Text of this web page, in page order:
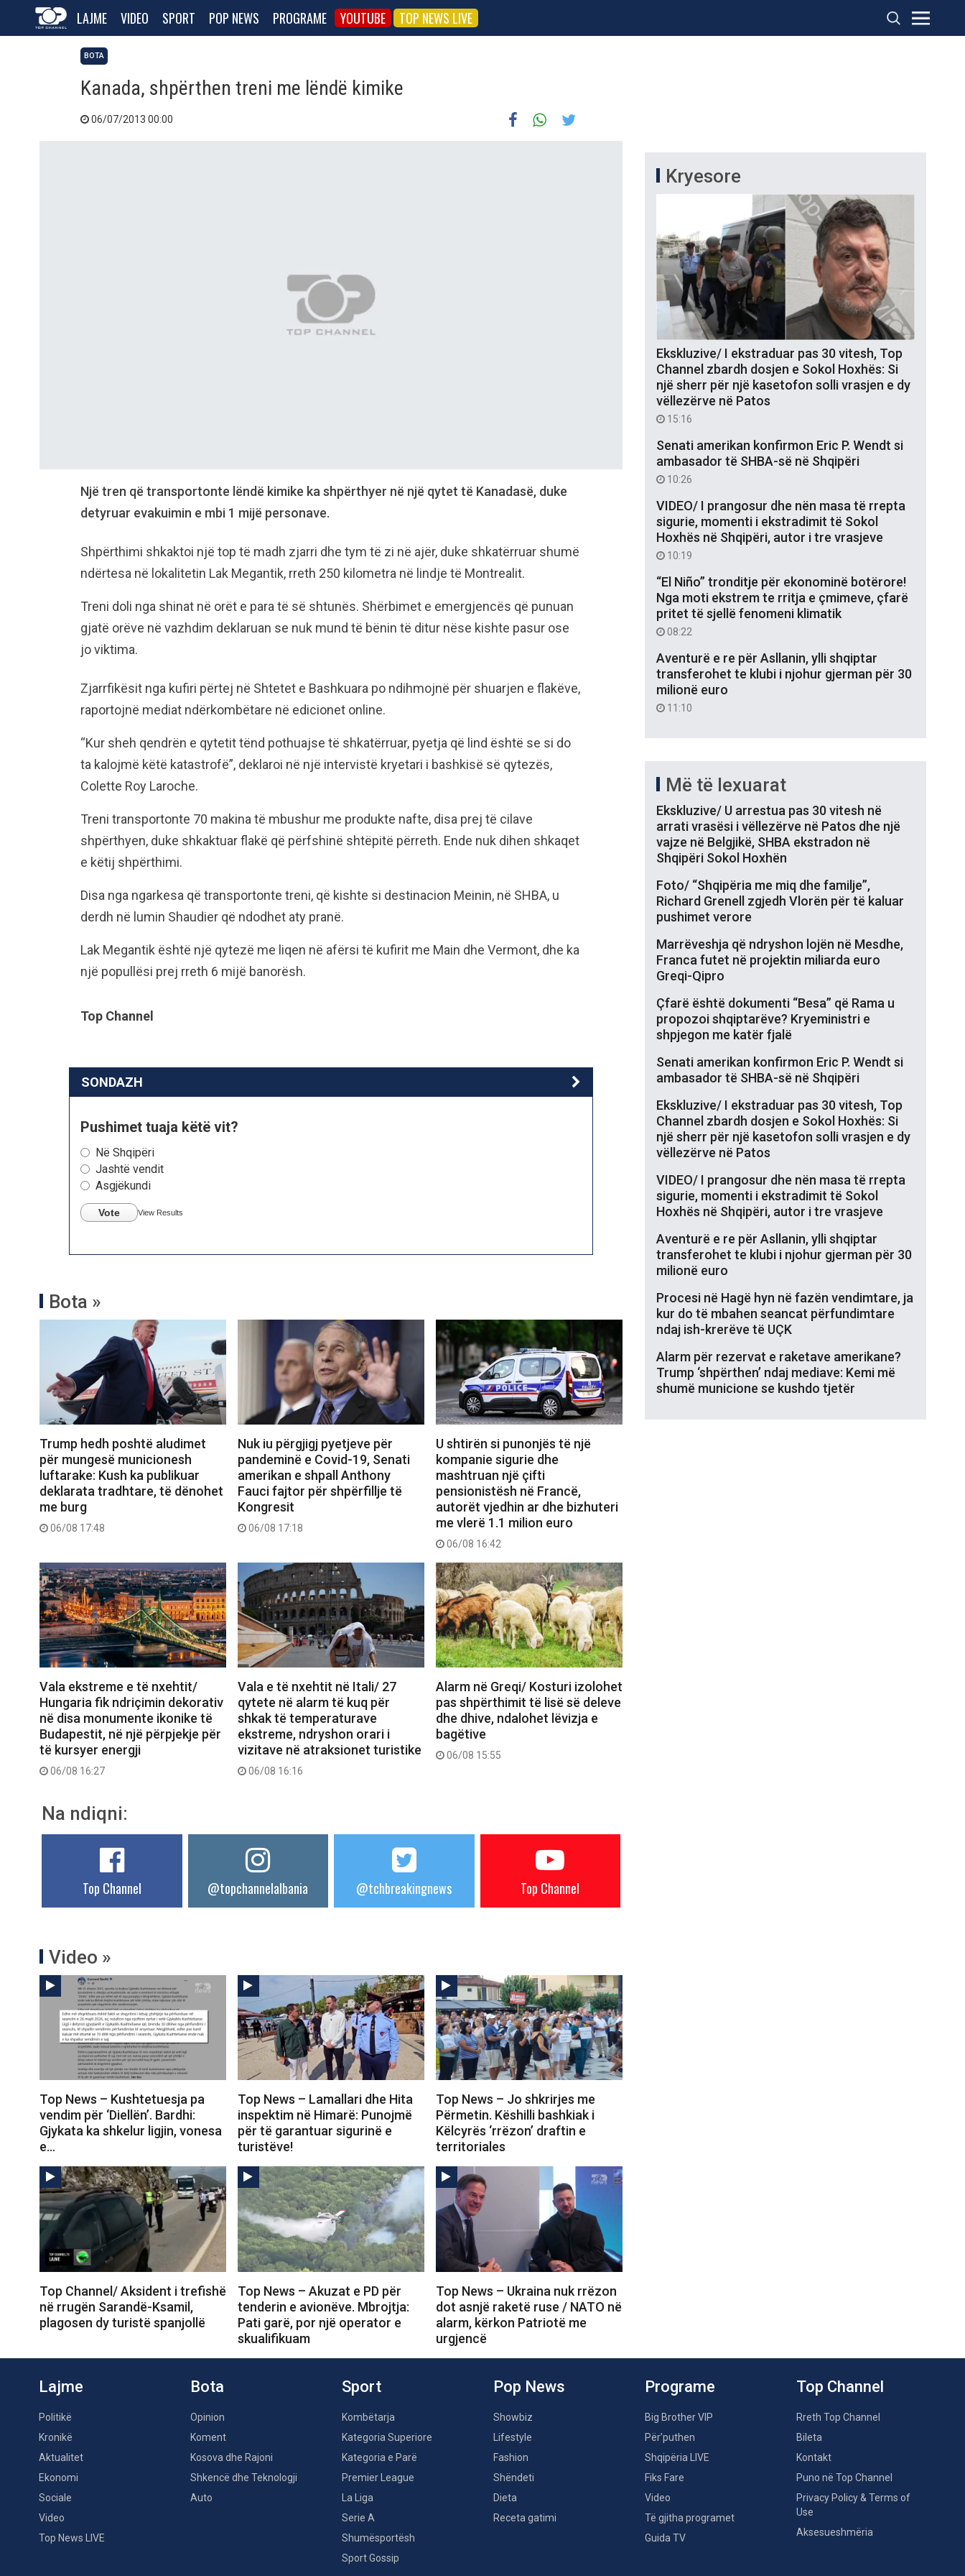
LAJME VIDEO SPORT POP NEWS PROGRAME YOUTUBE TOP NEWS LIVE
BOTA
Kanada, shpërthen treni me lëndë kimike
06/07/2013 00:00
Një tren që transportonte lëndë kimike ka shpërthyer në një qytet të Kanadasë, duke
detyruar evakuimin e mbi 1 mijë personave.
Shpërthimi shkaktoi një top të madh zjarri dhe tym të zi në ajër, duke shkatërruar shumë
ndërtesa në lokalitetin Lak Megantik, rreth 250 kilometra në lindje të Montrealit.
Treni doli nga shinat në orët e para të së shtunës. Shërbimet e emergjencës që punuan
gjatë orëve në vazhdim deklaruan se nuk mund të bënin të ditur nëse kishte pasur ose
jo viktima.
Zjarrfikësit nga kufiri përtej në Shtetet e Bashkuara po ndihmojnë për shuarjen e flakëve,
raportojnë mediat ndërkombëtare në edicionet online.
“Kur sheh qendrën e qytetit tënd pothuajse të shkatërruar, pyetja që lind është se si do
ta kalojmë këtë katastrofë”, deklaroi në një intervistë kryetari i bashkisë së qytezës,
Colette Roy Laroche.
Treni transportonte 70 makina të mbushur me produkte nafte, disa prej të cilave
shpërthyen, duke shkaktuar flakë që përfshinë shtëpitë përreth. Ende nuk dihen shkaqet
e këtij shpërthimi.
Disa nga ngarkesa që transportonte treni, që kishte si destinacion Meinin, në SHBA, u
derdh në lumin Shaudier që ndodhet aty pranë.
Lak Megantik është një qytezë me liqen në afërsi të kufirit me Main dhe Vermont, dhe ka
një popullësi prej rreth 6 mijë banorësh.
Top Channel
SONDAZH
Pushimet tuaja këtë vit?
Në Shqipëri
Jashtë vendit
Asgjëkundi
Vote View Results
Bota »
Trump hedh poshtë aludimet
për mungesë municionesh
luftarake: Kush ka publikuar
deklarata tradhtare, të dënohet
me burg
06/08 17:48
Nuk iu përgjigj pyetjeve për
pandeminë e Covid-19, Senati
amerikan e shpall Anthony
Fauci fajtor për shpërfillje të
Kongresit
06/08 17:18
U shtirën si punonjës të një
kompanie sigurie dhe
mashtruan një çifti
pensionistësh në Francë,
autorët vjedhin ar dhe bizhuteri
me vlerë 1.1 milion euro
06/08 16:42
Vala ekstreme e të nxehtit/
Hungaria fik ndriçimin dekorativ
në disa monumente ikonike të
Budapestit, në një përpjekje për
të kursyer energji
06/08 16:27
Vala e të nxehtit në Itali/ 27
qytete në alarm të kuq për
shkak të temperaturave
ekstreme, ndryshon orari i
vizitave në atraksionet turistike
06/08 16:16
Alarm në Greqi/ Kosturi izolohet
pas shpërthimit të lisë së deleve
dhe dhive, ndalohet lëvizja e
bagëtive
06/08 15:55
Na ndiqni:
Top Channel @topchannelalbania @tchbreakingnews Top Channel
Video »
Top News – Kushtetuesja pa
vendim për ‘Diellën’. Bardhi:
Gjykata ka shkelur ligjin, vonesa
e…
Top News – Lamallari dhe Hita
inspektim në Himarë: Punojmë
për të garantuar sigurinë e
turistëve!
Top News – Jo shkrirjes me
Përmetin. Këshilli bashkiak i
Këlcyrës ‘rrëzon’ draftin e
territoriales
Top Channel/ Aksident i trefishë
në rrugën Sarandë-Ksamil,
plagosen dy turistë spanjollë
Top News – Akuzat e PD për
tenderin e avionëve. Mbrojtja:
Pati garë, por një operator e
skualifikuam
Top News – Ukraina nuk rrëzon
dot asnjë raketë ruse / NATO në
alarm, kërkon Patriotë me
urgjencë
Kryesore
Ekskluzive/ I ekstraduar pas 30 vitesh, Top
Channel zbardh dosjen e Sokol Hoxhës: Si
një sherr për një kasetofon solli vrasjen e dy
vëllezërve në Patos
15:16
Senati amerikan konfirmon Eric P. Wendt si
ambasador të SHBA-së në Shqipëri
10:26
VIDEO/ I prangosur dhe nën masa të rrepta
sigurie, momenti i ekstradimit të Sokol
Hoxhës në Shqipëri, autor i tre vrasjeve
10:19
“El Niño” tronditje për ekonominë botërore!
Nga moti ekstrem te rritja e çmimeve, çfarë
pritet të sjellë fenomeni klimatik
08:22
Aventurë e re për Asllanin, ylli shqiptar
transferohet te klubi i njohur gjerman për 30
milionë euro
11:10
Më të lexuarat
Ekskluzive/ U arrestua pas 30 vitesh në
arrati vrasësi i vëllezërve në Patos dhe një
vajze në Belgjikë, SHBA ekstradon në
Shqipëri Sokol Hoxhën
Foto/ “Shqipëria me miq dhe familje”,
Richard Grenell zgjedh Vlorën për të kaluar
pushimet verore
Marrëveshja që ndryshon lojën në Mesdhe,
Franca futet në projektin miliarda euro
Greqi-Qipro
Çfarë është dokumenti “Besa” që Rama u
propozoi shqiptarëve? Kryeministri e
shpjegon me katër fjalë
Senati amerikan konfirmon Eric P. Wendt si
ambasador të SHBA-së në Shqipëri
Ekskluzive/ I ekstraduar pas 30 vitesh, Top
Channel zbardh dosjen e Sokol Hoxhës: Si
një sherr për një kasetofon solli vrasjen e dy
vëllezërve në Patos
VIDEO/ I prangosur dhe nën masa të rrepta
sigurie, momenti i ekstradimit të Sokol
Hoxhës në Shqipëri, autor i tre vrasjeve
Aventurë e re për Asllanin, ylli shqiptar
transferohet te klubi i njohur gjerman për 30
milionë euro
Procesi në Hagë hyn në fazën vendimtare, ja
kur do të mbahen seancat përfundimtare
ndaj ish-krerëve të UÇK
Alarm për rezervat e raketave amerikane?
Trump ‘shpërthen’ ndaj mediave: Kemi më
shumë municione se kushdo tjetër
Lajme
Politikë
Kronikë
Aktualitet
Ekonomi
Sociale
Video
Top News LIVE
Bota
Opinion
Koment
Kosova dhe Rajoni
Shkencë dhe Teknologji
Auto
Sport
Kombëtarja
Kategoria Superiore
Kategoria e Parë
Premier League
La Liga
Serie A
Shumësportësh
Sport Gossip
Pop News
Showbiz
Lifestyle
Fashion
Shëndeti
Dieta
Receta gatimi
Programe
Big Brother VIP
Për’puthen
Shqipëria LIVE
Fiks Fare
Video
Të gjitha programet
Guida TV
Top Channel
Rreth Top Channel
Bileta
Kontakt
Puno në Top Channel
Privacy Policy & Terms of
Use
Aksesueshmëria